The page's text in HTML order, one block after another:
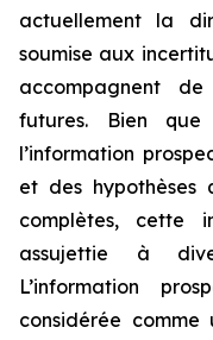
actuellement la
soumise aux
accompagnent
futures. Bien
l’information
et des hypothèses
complètes, cette
assujettie à
L’information
considérée comme